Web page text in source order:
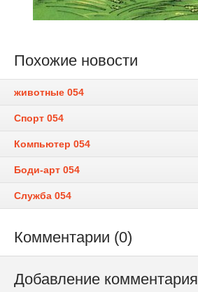
Похожие новости
животные 054
Спорт 054
Компьютер 054
Боди-арт 054
Служба 054
Комментарии (0)
Добавление комментария